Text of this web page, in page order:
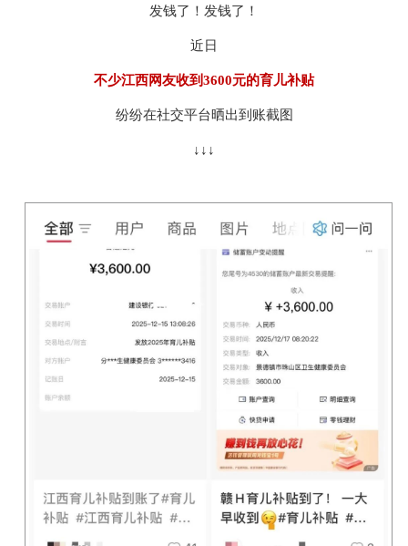
发钱了！发钱了！
近日
不少江西网友收到3600元的育儿补贴
纷纷在社交平台晒出到账截图
↓↓↓